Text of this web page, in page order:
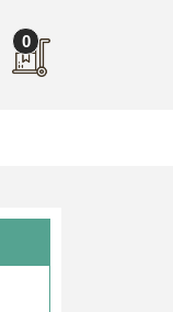
0